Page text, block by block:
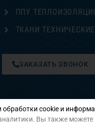
ППУ
ТКАНИ ТЕХНИЧЕСКИЕ
ЗАКАЗАТЬ ЗВОНОК
обработки cookie и
Вы также можете